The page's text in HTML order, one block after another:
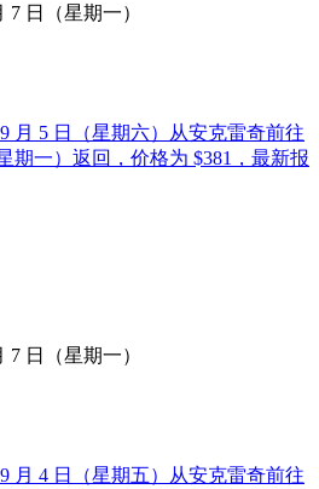
日（星期一）
月 5 日（星期六）从安克雷奇前往
期一）返回，价格为 $381，最新报
日（星期一）
月 4 日（星期五）从安克雷奇前往